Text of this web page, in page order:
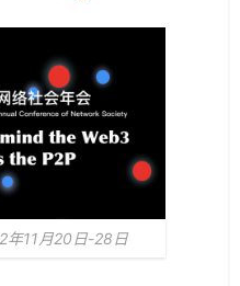
11月20日-28日